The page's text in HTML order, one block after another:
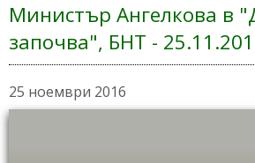
Министър Ангелкова в
започва", БНТ -
25 ноември 2016